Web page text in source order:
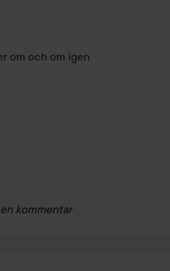
om och om igen
kommentar